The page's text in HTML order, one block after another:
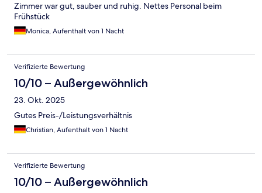
Zimmer war gut, sauber und ruhig. Nettes Personal beim
Frühstück
Monica, Aufenthalt von 1 Nacht
Verifizierte Bewertung
10/10 – Außergewöhnlich
23. Okt. 2025
Gutes Preis-/Leistungsverhältnis
Christian, Aufenthalt von 1 Nacht
Verifizierte Bewertung
10/10 – Außergewöhnlich